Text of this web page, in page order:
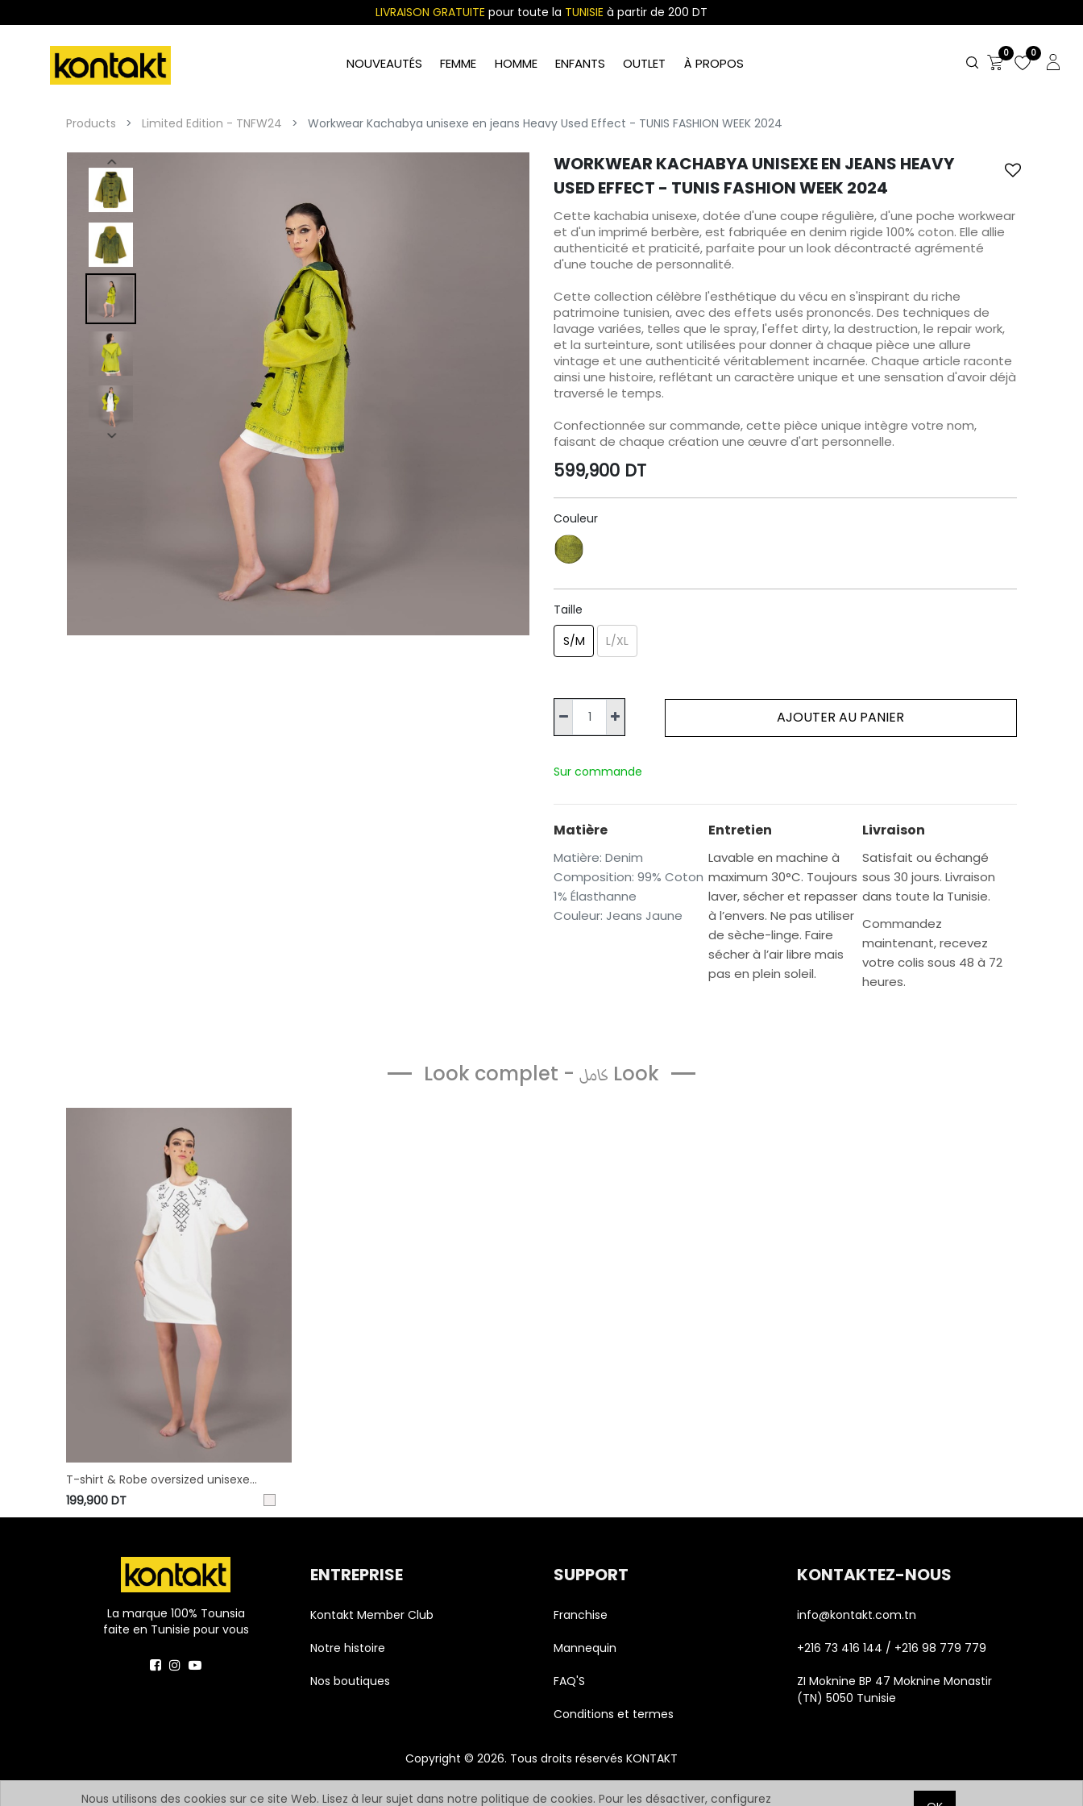
LIVRAISON GRATUITE pour toute la TUNISIE à partir de 200 DT
NOUVEAUTÉS FEMME HOMME ENFANTS OUTLET À PROPOS
0 0
Products Limited Edition - TNFW24 Workwear Kachabya unisexe en jeans Heavy Used Effect - TUNIS FASHION WEEK 2024
WORKWEAR KACHABYA UNISEXE EN JEANS HEAVY
USED EFFECT - TUNIS FASHION WEEK 2024
Cette kachabia unisexe, dotée d'une coupe régulière, d'une poche workwear
et d'un imprimé berbère, est fabriquée en denim rigide 100% coton. Elle allie
authenticité et praticité, parfaite pour un look décontracté agrémenté
d'une touche de personnalité.
Cette collection célèbre l'esthétique du vécu en s'inspirant du riche
patrimoine tunisien, avec des effets usés prononcés. Des techniques de
lavage variées, telles que le spray, l'effet dirty, la destruction, le repair work,
et la surteinture, sont utilisées pour donner à chaque pièce une allure
vintage et une authenticité véritablement incarnée. Chaque article raconte
ainsi une histoire, reflétant un caractère unique et une sensation d'avoir déjà
traversé le temps.
Confectionnée sur commande, cette pièce unique intègre votre nom,
faisant de chaque création une œuvre d'art personnelle.
599,900 DT
Couleur
Taille
S/M
L/XL
AJOUTER AU PANIER
Sur commande
Matière
Matière: Denim
Composition: 99% Coton
1% Élasthanne
Couleur: Jeans Jaune
Entretien
Lavable en machine à
maximum 30°C. Toujours
laver, sécher et repasser
à l’envers. Ne pas utiliser
de sèche-linge. Faire
sécher à l’air libre mais
pas en plein soleil.
Livraison
Satisfait ou échangé
sous 30 jours. Livraison
dans toute la Tunisie.
Commandez
maintenant, recevez
votre colis sous 48 à 72
heures.
Look complet - كامل Look
T-shirt & Robe oversized unisexe
Modular MOTIF BERBERE HEAVY PRINT AND
199,900 DT
La marque 100% Tounsia
faite en Tunisie pour vous
ENTREPRISE
Kontakt Member Club
Notre histoire
Nos boutiques
SUPPORT
Franchise
Mannequin
FAQ'S
Conditions et termes
KONTAKTEZ-NOUS
info@kontakt.com.tn
+216 73 416 144 / +216 98 779 779
ZI Moknine BP 47 Moknine Monastir
(TN) 5050 Tunisie
Copyright © 2026. Tous droits réservés KONTAKT
Nous utilisons des cookies sur ce site Web. Lisez à leur sujet dans notre politique de cookies. Pour les désactiver, configurez